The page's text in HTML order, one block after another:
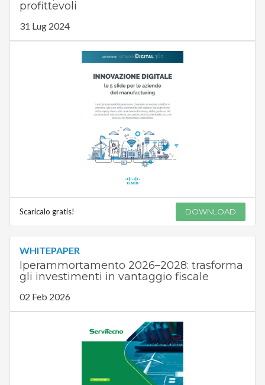
profittevoli
31 Lug 2024
Scaricalo gratis! DOWNLOAD
WHITEPAPER
Iperammortamento 2026–2028: trasforma
gli investimenti in vantaggio fiscale
02 Feb 2026